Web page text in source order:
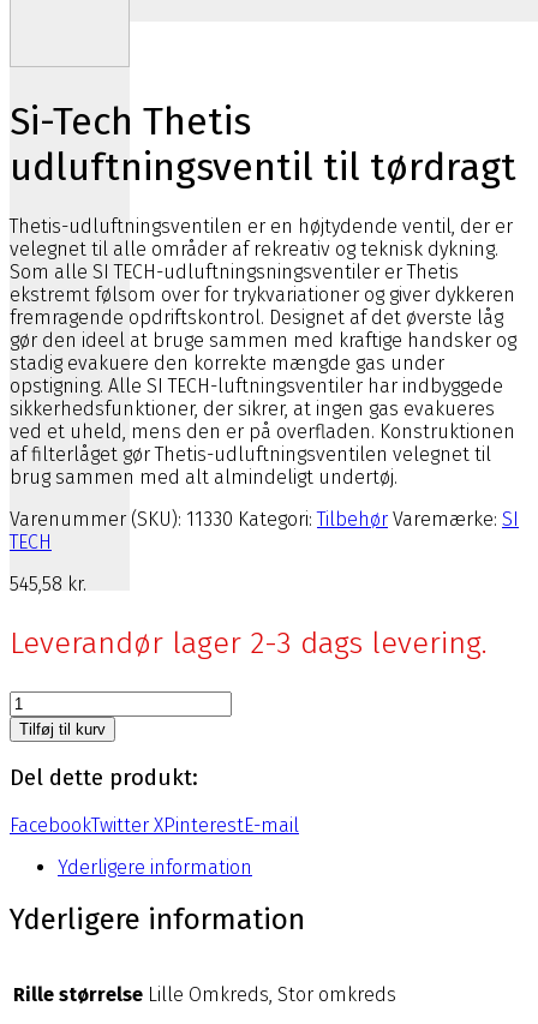
Si-Tech Thetis
udluftningsventil til tørdragt
Thetis-udluftningsventilen er en højtydende ventil, der er
velegnet til alle områder af rekreativ og teknisk dykning.
Som alle SI TECH-udluftningsningsventiler er Thetis
ekstremt følsom over for trykvariationer og giver dykkeren
fremragende opdriftskontrol. Designet af det øverste låg
gør den ideel at bruge sammen med kraftige handsker og
stadig evakuere den korrekte mængde gas under
opstigning. Alle SI TECH-luftningsventiler har indbyggede
sikkerhedsfunktioner, der sikrer, at ingen gas evakueres
ved et uheld, mens den er på overfladen. Konstruktionen
af ​​filterlåget gør Thetis-udluftningsventilen velegnet til
brug sammen med alt almindeligt undertøj.
Varenummer (SKU): 11330 Kategori:Tilbehør Varemærke: SI
TECH
545,58 kr.
Leverandør lager 2-3 dags levering.
Si-
Tech
Thetis
udluftningsventil
tørdragt
antal
Tilføj til kurv
Del dette produkt:
FacebookTwitter XPinterestE-mail
Yderligere information
Yderligere information
Rille størrelse Lille Omkreds, Stor omkreds